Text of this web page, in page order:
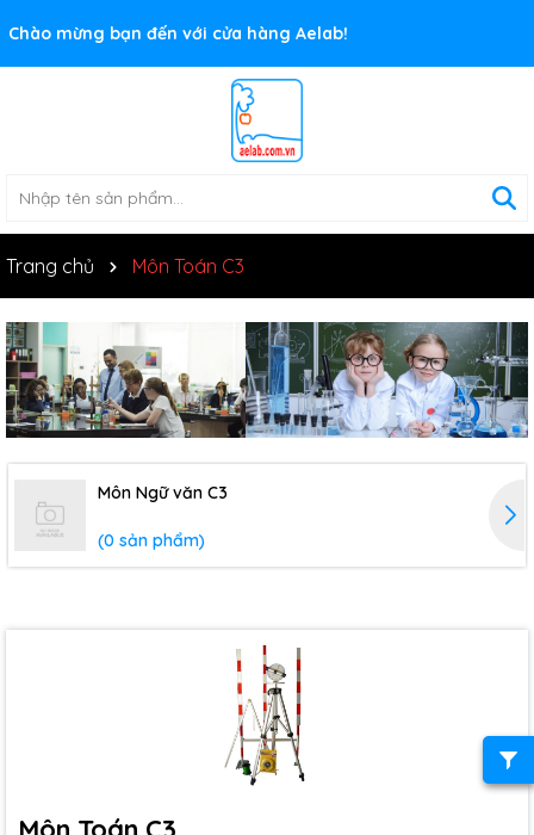
Chào mừng bạn đến với cửa hàng Aelab!
Rất nhiều ưu đãi và chương trình khuyến mãi đang chờ đợi
bạn
Trang chủ Môn Toán C3
Môn Ngữ văn C3
(0 sản phẩm)